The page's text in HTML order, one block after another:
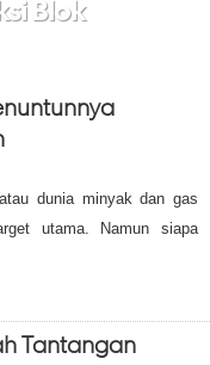
Blok
dunia minyak dan gas
utama. Namun siapa
Tantangan